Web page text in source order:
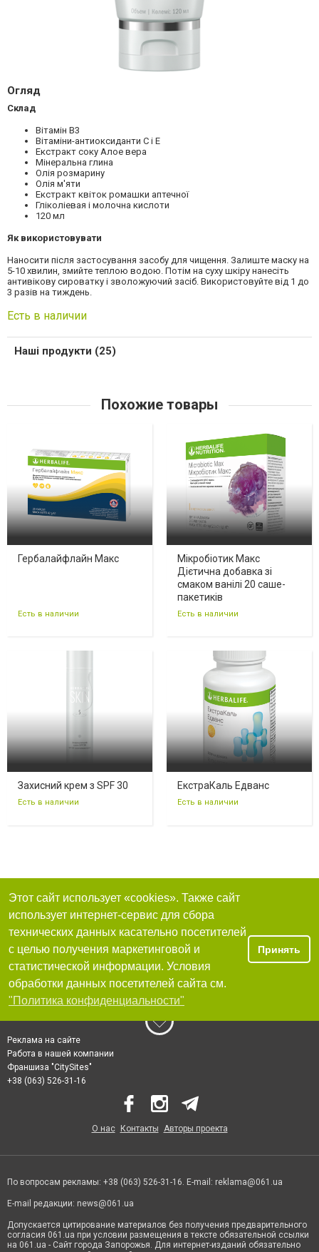
Огляд
Склад
Вітамін В3
Вітаміни-антиоксиданти С і Е
Екстракт соку Алое вера
Мінеральна глина
Олія розмарину
Олія м'яти
Екстракт квіток ромашки аптечної
Гліколіевая і молочна кислоти
120 мл
Як використовувати
Наносити після застосування засобу для чищення. Залиште маску на
5-10 хвилин, змийте теплою водою. Потім на суху шкіру нанесіть
антивікову сироватку і зволожуючий засіб. Використовуйте від 1 до
3 разів на тиждень.
Есть в наличии
Наші продукти (25)
Похожие товары
Гербалайфлайн Макс
Есть в наличии
Мікробіотик Макс
Дієтична добавка зі
смаком ванілі 20 саше-
пакетиків
Есть в наличии
Захисний крем з SPF 30
Есть в наличии
ЕкстраКаль Едванс
Есть в наличии
Этот сайт использует «cookies». Также сайт
использует интернет-сервис для сбора
технических данных касательно посетителей
с целью получения маркетинговой и
статистической информации. Условия
обработки данных посетителей сайта см.
"Политика конфиденциальности"
Принять
Реклама на сайте
Работа в нашей компании
Франшиза "CitySites"
+38 (063) 526-31-16
О нас Контакты Авторы проекта
По вопросам рекламы: +38 (063) 526-31-16. E-mail: reklama@061.ua
E-mail редакции: news@061.ua
Допускается цитирование материалов без получения предварительного
согласия 061.ua при условии размещения в тексте обязательной ссылки
на 061.ua - Сайт города Запорожья. Для интернет-изданий обязательно